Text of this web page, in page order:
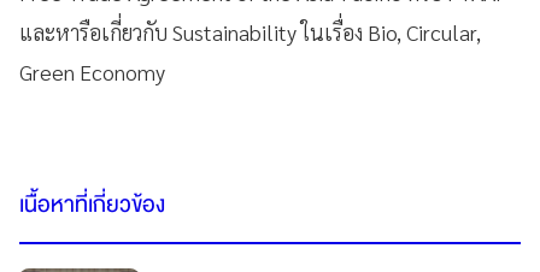
และหารือเกี่ยวกับ Sustainability ในเรื่อง Bio, Circular,
Green Economy
เนื้อหาที่เกี่ยวข้อง